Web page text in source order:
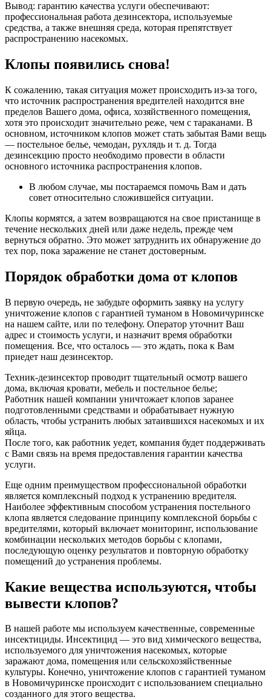
Вывод: гарантию качества услуги обеспечивают:
профессиональная работа дезинсектора, используемые
средства, а также внешняя среда, которая препятствует
распространению насекомых.
Клопы появились снова!
К сожалению, такая ситуация может происходить из-за того,
что источник распространения вредителей находится вне
пределов Вашего дома, офиса, хозяйственного помещения,
хотя это происходит значительно реже, чем с тараканами. В
основном, источником клопов может стать забытая Вами вещь
— постельное белье, чемодан, рухлядь и т. д. Тогда
дезинсекцию просто необходимо провести в области
основного источника распространения клопов.
В любом случае, мы постараемся помочь Вам и дать
совет относительно сложившейся ситуации.
Клопы кормятся, а затем возвращаются на свое пристанище в
течение нескольких дней или даже недель, прежде чем
вернуться обратно. Это может затруднить их обнаружение до
тех пор, пока заражение не станет достоверным.
Порядок обработки дома от клопов
В первую очередь, не забудьте оформить заявку на услугу
уничтожение клопов с гарантией туманом в Новомичуринске
на нашем сайте, или по телефону. Оператор уточнит Ваш
адрес и стоимость услуги, и назначит время обработки
помещения. Все, что осталось — это ждать, пока к Вам
приедет наш дезинсектор.
Техник-дезинсектор проводит тщательный осмотр вашего
дома, включая кровати, мебель и постельное белье;
Работник нашей компании уничтожает клопов заранее
подготовленными средствами и обрабатывает нужную
область, чтобы устранить любых затаившихся насекомых и их
яйца.
После того, как работник уедет, компания будет поддерживать
с Вами связь на время предоставления гарантии качества
услуги.
Еще одним преимуществом профессиональной обработки
является комплексный подход к устранению вредителя.
Наиболее эффективным способом устранения постельного
клопа является следование принципу комплексной борьбы с
вредителями, который включает мониторинг, использование
комбинации нескольких методов борьбы с клопами,
последующую оценку результатов и повторную обработку
помещений до устранения проблемы.
Какие вещества используются, чтобы
вывести клопов?
В нашей работе мы используем качественные, современные
инсектициды. Инсектицид — это вид химического вещества,
используемого для уничтожения насекомых, которые
заражают дома, помещения или сельскохозяйственные
культуры. Конечно, уничтожение клопов с гарантией туманом
в Новомичуринске происходит с использованием специально
созданного для этого вещества.